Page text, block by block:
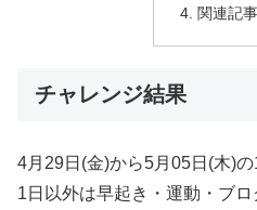
関連記事
チャレンジ結果
4月29日(金)から5月05日(木)
1日以外は早起き・運動・ブ